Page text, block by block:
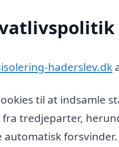
haderslev.dk
til at indsamle
tredjeparter,